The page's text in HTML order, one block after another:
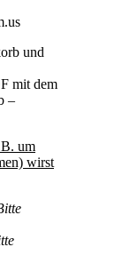
und
mit dem
–
um
wirst